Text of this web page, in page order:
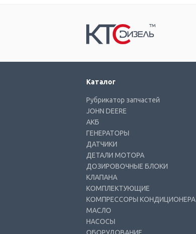
Каталог
Рубрикатор запчастей
JOHN DEERE
АКБ
ГЕНЕРАТОРЫ
ДАТЧИКИ
ДЕТАЛИ МОТОРА
ДОЗИРОВОЧНЫЕ БЛОКИ
КЛАПАНА
КОМПЛЕКТУЮЩИЕ
КОМПРЕССОРЫ КОНДИЦИОНЕРА
МАСЛО
НАСОСЫ